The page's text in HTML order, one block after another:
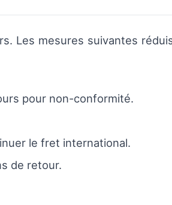
Les mesures suivantes
pour non-conformité.
le fret international.
de retour.